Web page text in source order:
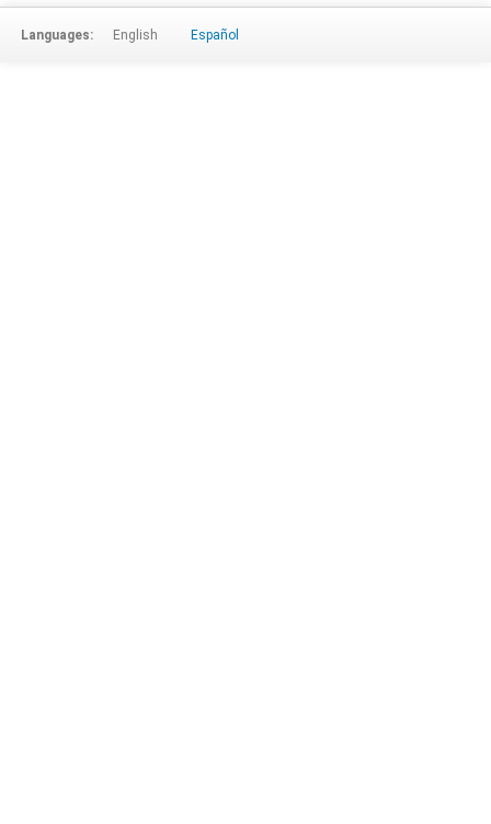
Languages: English Español